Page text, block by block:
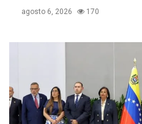
agosto 6, 2026 170